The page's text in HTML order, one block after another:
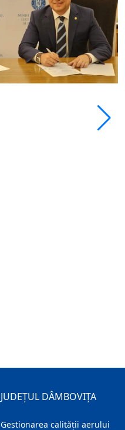
JUDEȚUL DÂMBOVIȚA
Gestionarea calității aerului